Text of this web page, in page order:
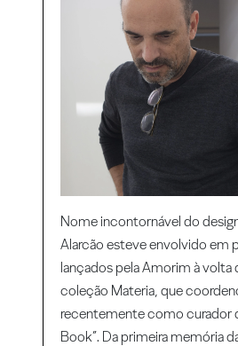
Nome incontornável do
Alarcão esteve envolvido em
lançados pela Amorim à
coleção Materia, que
recentemente como curador
Book”. Da primeira memória